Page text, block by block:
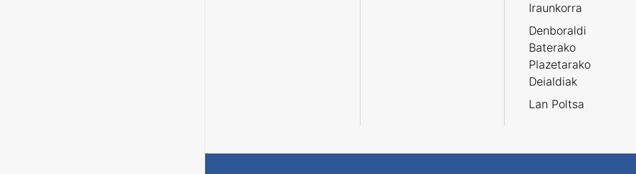
Iraunkorra
Denboraldi
Baterako
Plazetarako
Deialdiak
Lan Poltsa